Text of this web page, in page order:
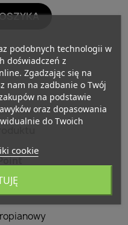
ok. 35cm x 35cm x
podobnych technologii w
doświadczeń z
Zgadzając się na
nam na zadbanie o Twój
na podstawie
oraz dopasowania
do Twoich
cookie